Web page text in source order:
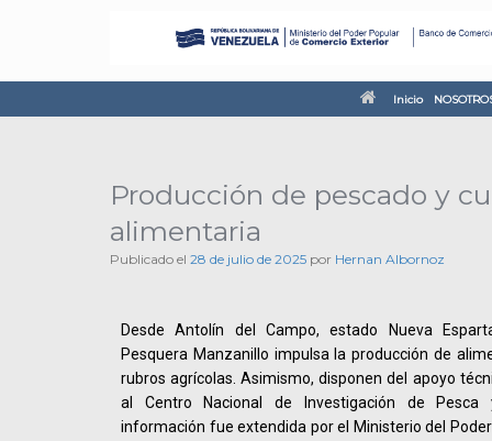
Inicio
Producción de pescado y
alimentaria
Publicado el 28 de julio de 2025 por Hernan Albornoz
Desde Antolín del Campo, estado Nueva
Pesquera Manzanillo impulsa la producción de
rubros agrícolas. Asimismo, disponen del apoyo
al Centro Nacional de Investigación de Pesca
información fue extendida por el Ministerio del